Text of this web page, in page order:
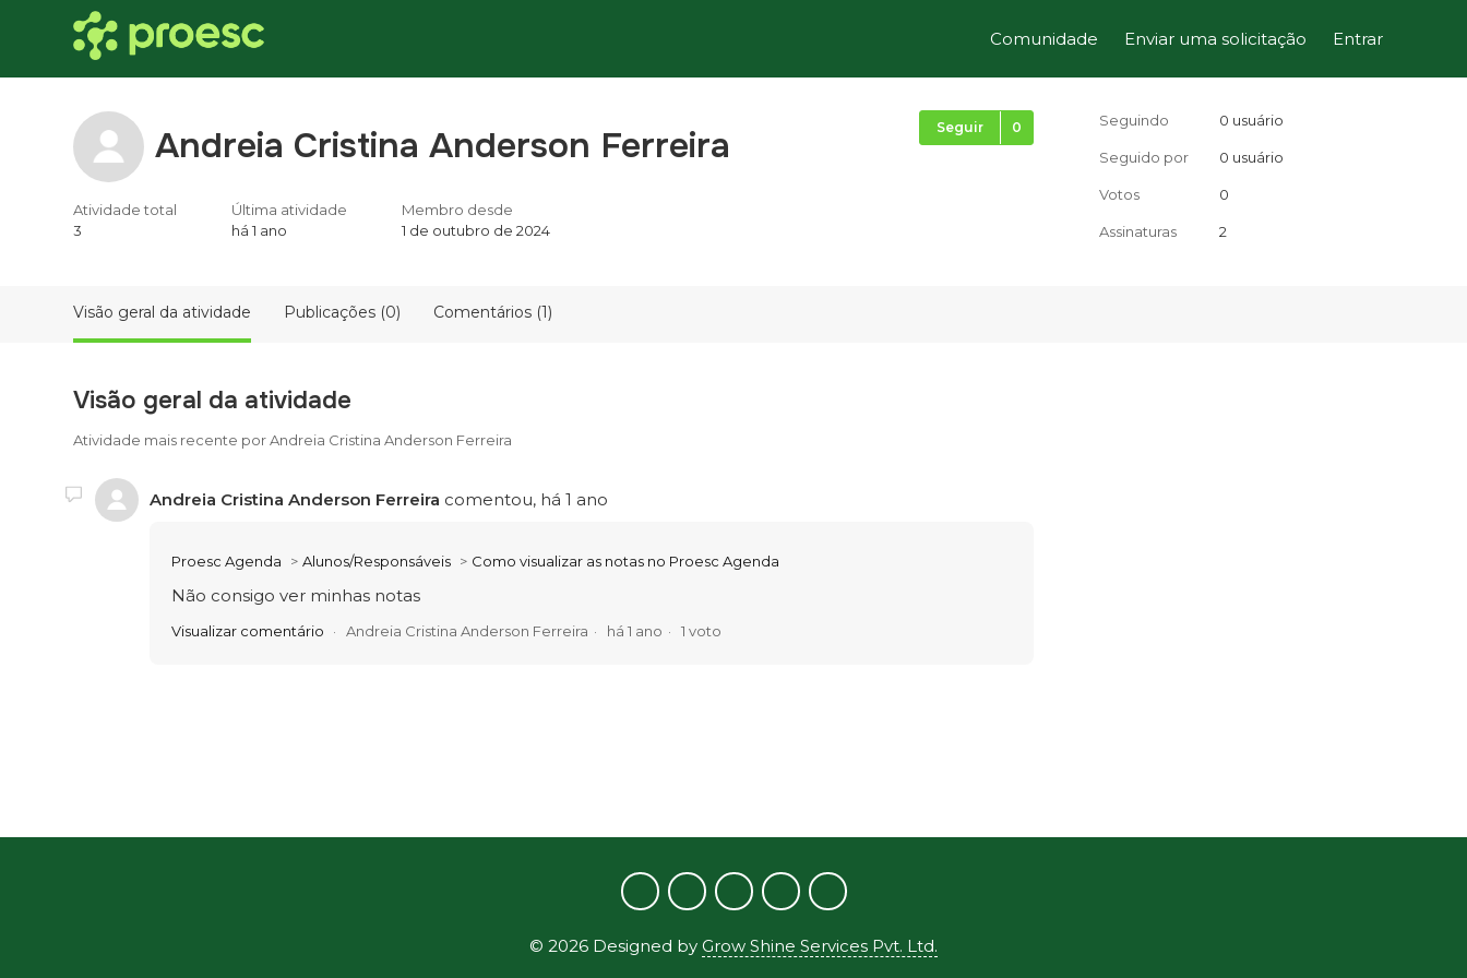
Comunidade Enviar uma solicitação Entrar
Andreia Cristina Anderson Ferreira Seguir Ainda não seguido por ninguém
Atividade total
3
Última atividade
há 1 ano
Membro desde
1 de outubro de 2024
Seguindo 0 usuário
Seguido por 0 usuário
Votos 0
Assinaturas 2
Visão geral da atividade Publicações (0) Comentários (1)
Visão geral da atividade
Atividade mais recente por Andreia Cristina Anderson Ferreira
Andreia Cristina Anderson Ferreira comentou, há 1 ano
Proesc Agenda Alunos/Responsáveis Como visualizar as notas no Proesc Agenda
Não consigo ver minhas notas
Visualizar comentário Andreia Cristina Anderson Ferreira há 1 ano 1 voto
© 2026 Designed by Grow Shine Services Pvt. Ltd.